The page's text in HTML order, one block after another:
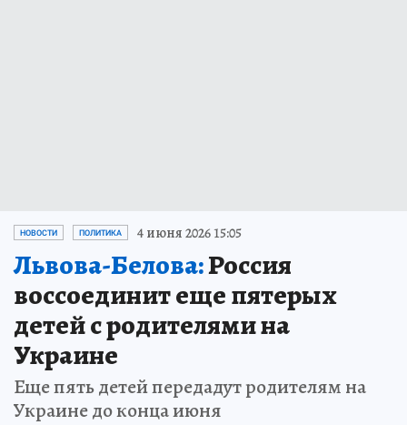
НОВОСТИ ПОЛИТИКА 4 июня 2026 15:05
Львова-Белова:Россия
воссоединит еще пятерых
детей с родителями на
Украине
Еще пять детей передадут родителям на
Украине до конца июня